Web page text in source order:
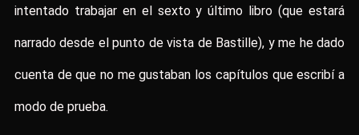
intentado trabajar en el sexto y último libro (que estará
narrado desde el punto de vista de Bastille), y me he dado
cuenta de que no me gustaban los capítulos que escribí a
modo de prueba.